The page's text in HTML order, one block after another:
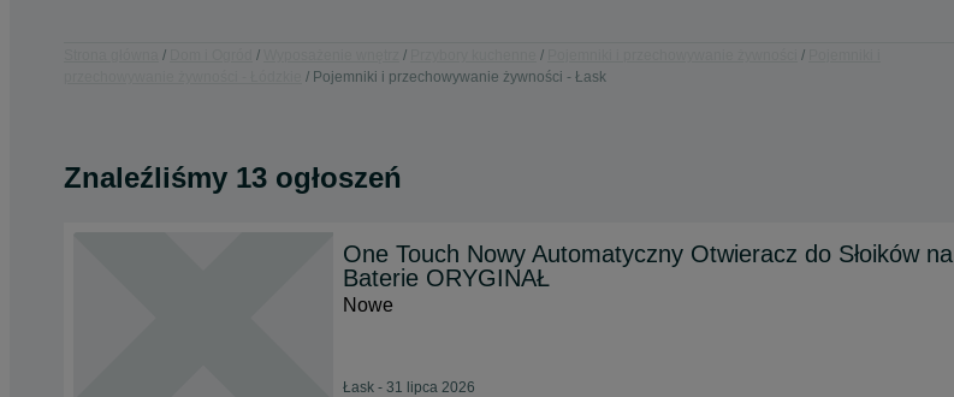
Pojemniki i przechowywanie żywności - Łask
Znaleźliśmy 13 ogłoszeń
One Touch Nowy Automatyczny Otwieracz do Słoików na
Baterie ORYGINAŁ
Nowe
Łask - 31 lipca 2026